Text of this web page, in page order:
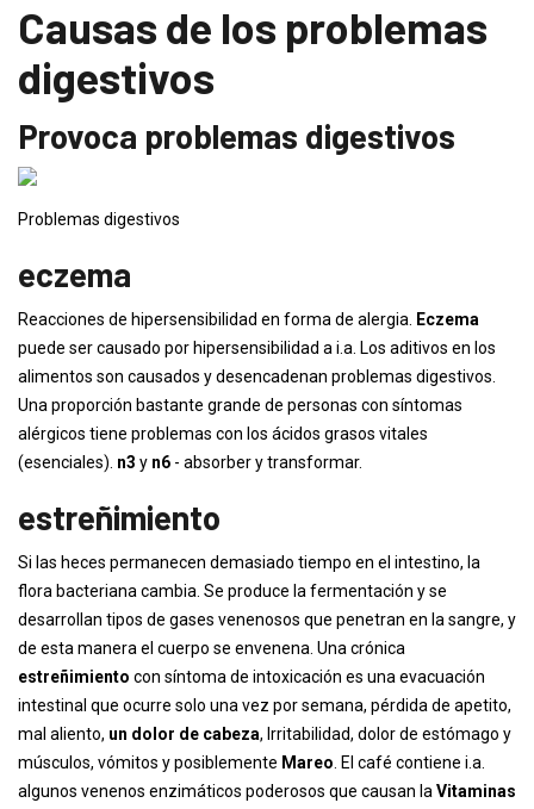
Causas de los problemas
digestivos
Provoca problemas digestivos
Problemas digestivos
eczema
Reacciones de hipersensibilidad en forma de alergia.
Eczema
puede ser causado por hipersensibilidad a i.a. Los aditivos en los
alimentos son causados ​​y desencadenan problemas digestivos.
Una proporción bastante grande de personas con síntomas
alérgicos tiene problemas con los ácidos grasos vitales
(esenciales). n3 y n6 - absorber y transformar.
estreñimiento
Si las heces permanecen demasiado tiempo en el intestino, la
flora bacteriana cambia. Se produce la fermentación y se
desarrollan tipos de gases venenosos que penetran en la sangre, y
de esta manera el cuerpo se envenena. Una crónica
estreñimiento con síntoma de intoxicación es una evacuación
intestinal que ocurre solo una vez por semana, pérdida de apetito,
mal aliento, un dolor de cabeza, Irritabilidad, dolor de estómago y
músculos, vómitos y posiblemente Mareo . El café contiene i.a.
algunos venenos enzimáticos poderosos que causan la Vitaminas